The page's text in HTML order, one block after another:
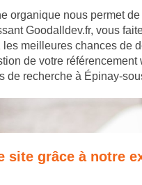
organique nous permet
Goodalldev.fr, vous
meilleures chances de
de votre
de recherche à Épinay-
site grâce à notre